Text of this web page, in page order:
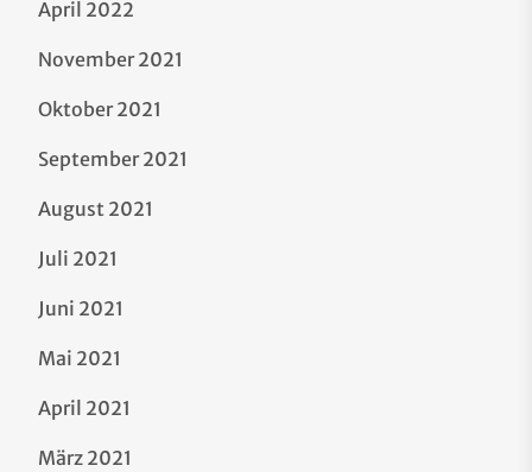
April 2022
November 2021
Oktober 2021
September 2021
August 2021
Juli 2021
Juni 2021
Mai 2021
April 2021
März 2021